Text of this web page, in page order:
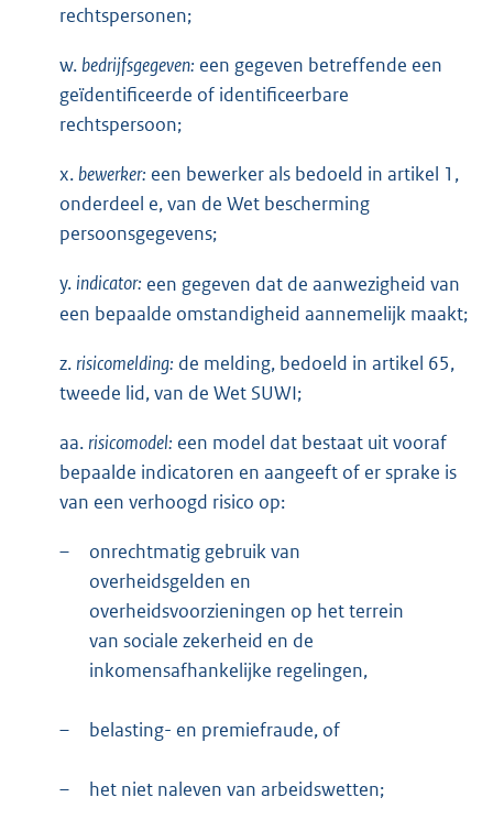
rechtspersonen;
w.bedrijfsgegeven: een gegeven betreffende een
geïdentificeerde of identificeerbare
rechtspersoon;
x.bewerker: een bewerker als bedoeld in artikel 1,
onderdeel e, van de Wet bescherming
persoonsgegevens;
y. indicator: een gegeven dat de aanwezigheid van
een bepaalde omstandigheid aannemelijk maakt;
z. risicomelding: de melding, bedoeld in artikel 65,
tweede lid, van de Wet SUWI;
aa. risicomodel: een model dat bestaat uit vooraf
bepaalde indicatoren en aangeeft of er sprake is
van een verhoogd risico op:
–
onrechtmatig gebruik van
overheidsgelden en
overheidsvoorzieningen op het terrein
van sociale zekerheid en de
inkomensafhankelijke regelingen,
– belasting- en premiefraude, of
– het niet naleven van arbeidswetten;